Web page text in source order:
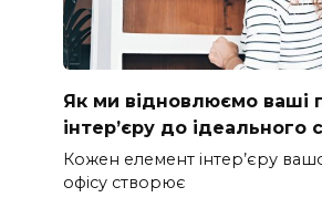
Як ми відновлюємо ваші
інтер’єру до ідеального
Кожен елемент інтер’єру
офісу створює